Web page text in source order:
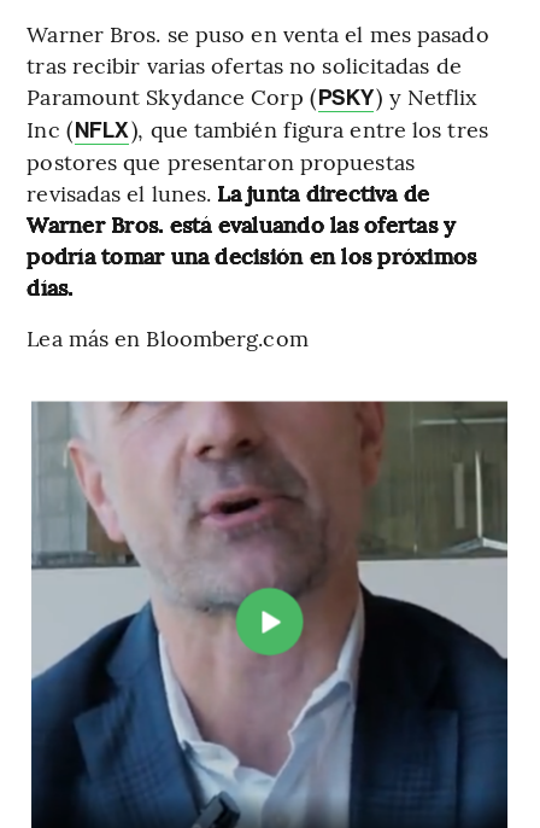
Warner Bros. se puso en venta el mes pasado
tras recibir varias ofertas no solicitadas de
Paramount Skydance Corp (PSKY) y Netflix
Inc (NFLX), que también figura entre los tres
postores que presentaron propuestas
revisadas el lunes. La junta directiva de
Warner Bros. está evaluando las ofertas y
podría tomar una decisión en los próximos
días.
Lea más en Bloomberg.com